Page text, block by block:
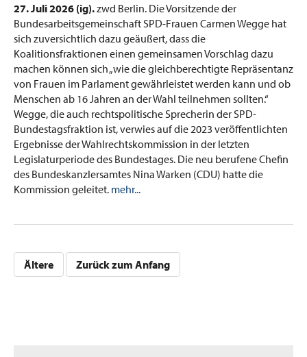
27. Juli 2026 (ig).zwd Berlin. Die Vorsitzende der
Bundesarbeitsgemeinschaft SPD-Frauen Carmen Wegge hat
sich zuversichtlich dazu geäußert, dass die
Koalitionsfraktionen einen gemeinsamen Vorschlag dazu
machen können sich „wie die gleichberechtigte Repräsentanz
von Frauen im Parlament gewährleistet werden kann und ob
Menschen ab 16 Jahren an der Wahl teilnehmen sollten.“
Wegge, die auch rechtspolitische Sprecherin der SPD-
Bundestagsfraktion ist, verwies auf die 2023 veröffentlichten
Ergebnisse der Wahlrechtskommission in der letzten
Legislaturperiode des Bundestages. Die neu berufene Chefin
des Bundeskanzlersamtes Nina Warken (CDU) hatte die
Kommission geleitet. mehr...
Ältere Zurück zum Anfang